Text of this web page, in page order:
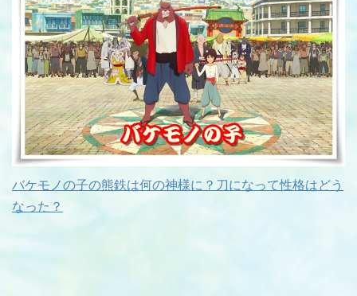
バケモノの子の熊鉄は何の神様に？刀になって性格はどう
なった？